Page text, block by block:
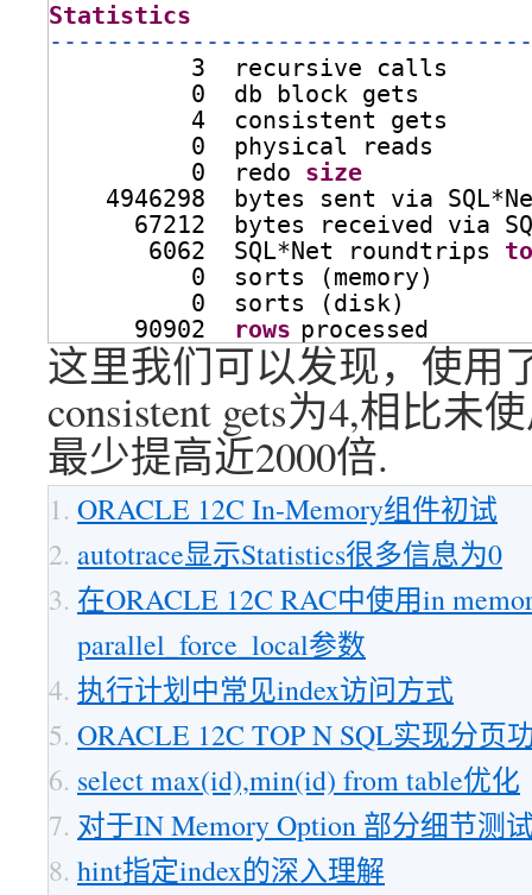
Statistics
3  recursive calls
0  db block gets
4  consistent gets
0  physical reads
0  redo size
4946298  bytes sent via
67212  bytes received via
6062  SQL*Net roundtrips to
0  sorts (memory)
0  sorts (disk)
90902 rows processed
这里我们可以发现，使用
consistent gets为4,相比未
最少提高近2000倍.
ORACLE 12C In-Memory组件初试
autotrace显示Statistics很多信息为0
在ORACLE 12C RAC中使用in
parallel_force_local参数
执行计划中常见index访问方式
ORACLE 12C TOP N SQL实现分页
select max(id),min(id) from table优化
对于IN Memory Option 部分细节测
hint指定index的深入理解